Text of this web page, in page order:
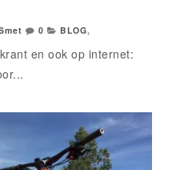
0 BLOG,
en ook op internet: